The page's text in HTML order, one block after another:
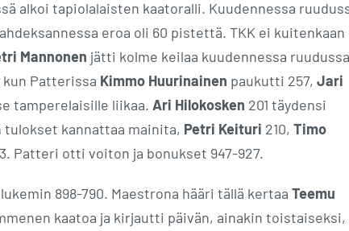
alkoi tapiolalaisten kaatoralli. Kuudennessa
eroa oli 60 pistettä. TKK ei kuitenkaan
Mannonen jätti kolme keilaa kuudennessa
Patterissa Kimmo Huurinainen paukutti 257, Jari
tamperelaisille liikaa. Ari Hilokosken 201 täydensi
tulokset kannattaa mainita, Petri Keituri 210, Timo
Patteri otti voiton ja bonukset 947-927.
898-790. Maestrona hääri tällä kertaa Teemu
kaatoa ja kirjautti päivän, ainakin toistaiseksi,